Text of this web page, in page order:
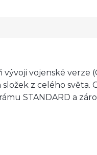
vojenské verze
z celého světa.
STANDARD a